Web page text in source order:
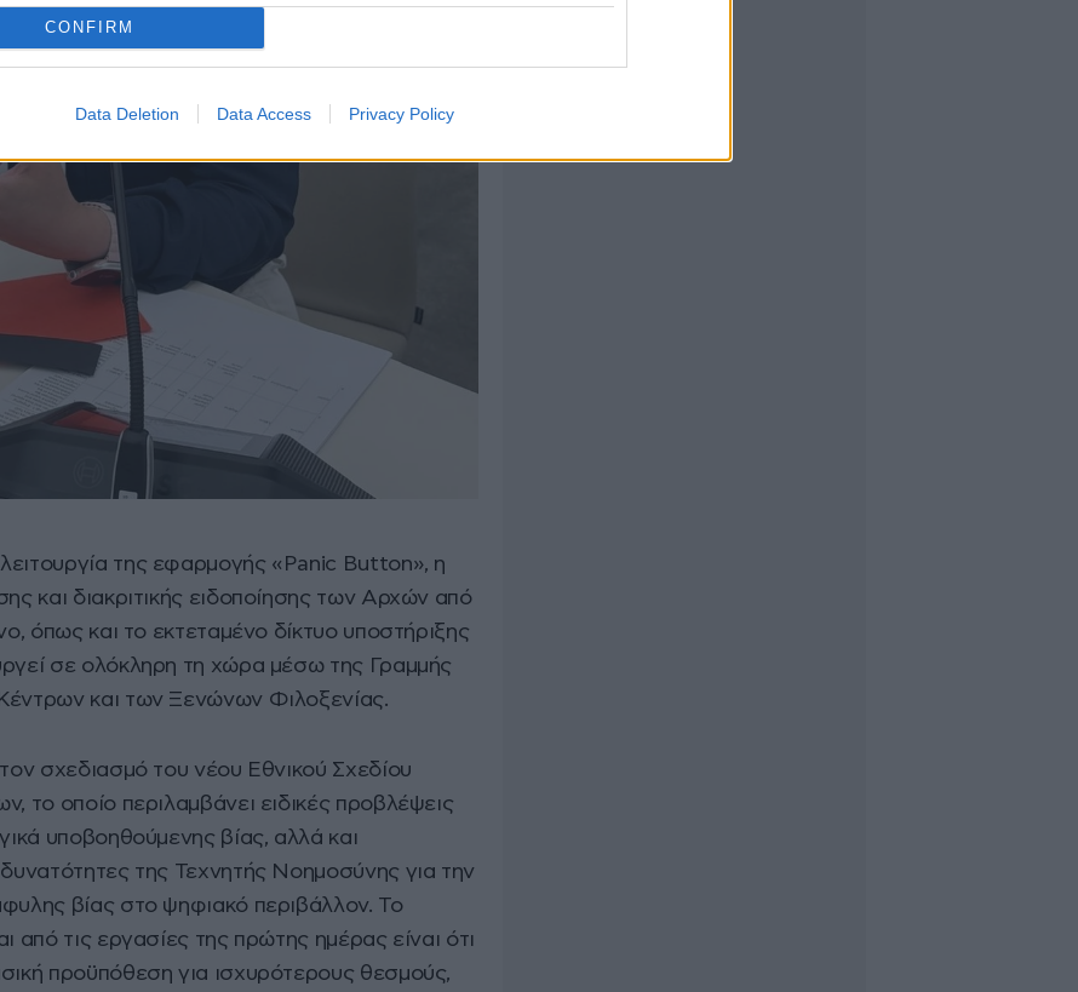
CONFIRM
Data Deletion Data Access Privacy Policy
της εφαρμογής «Panic Button», η
και διακριτικής ειδοποίησης των Αρχών από
όπως και το εκτεταμένο δίκτυο υποστήριξης
σε ολόκληρη τη χώρα μέσω της Γραμμής
και των Ξενώνων Φιλοξενίας.
σχεδιασμό του νέου Εθνικού Σχεδίου
το οποίο περιλαμβάνει ειδικές προβλέψεις
υποβοηθούμενης βίας, αλλά και
της Τεχνητής Νοημοσύνης για την
βίας στο ψηφιακό περιβάλλον. Το
από τις εργασίες της πρώτης ημέρας είναι ότι
προϋπόθεση για ισχυρότερους θεσμούς,